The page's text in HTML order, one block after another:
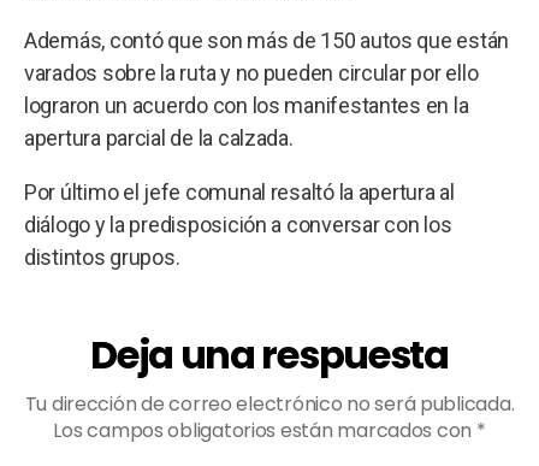
Además, contó que son más de 150 autos que están
varados sobre la ruta y no pueden circular por ello
lograron un acuerdo con los manifestantes en la
apertura parcial de la calzada.
Por último el jefe comunal resaltó la apertura al
diálogo y la predisposición a conversar con los
distintos grupos.
Deja una respuesta
Tu dirección de correo electrónico no será publicada.
Los campos obligatorios están marcados con *